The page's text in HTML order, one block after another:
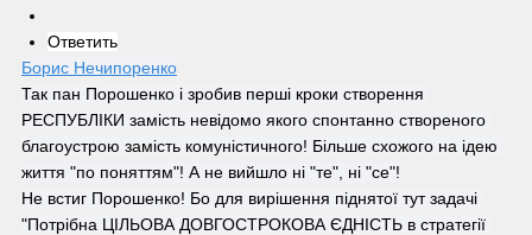
Ответить
Борис Нечипоренко
Так пан Порошенко і зробив перші кроки створення
РЕСПУБЛІКИ замість невідомо якого спонтанно створеного
благоустрою замість комуністичного! Більше схожого на ідею
життя "по поняттям"! А не вийшло ні "те", ні "се"!
Не встиг Порошенко! Бо для вирішення піднятої тут задачі
"Потрібна ЦІЛЬОВА ДОВГОСТРОКОВА ЄДНІСТЬ в стратегії